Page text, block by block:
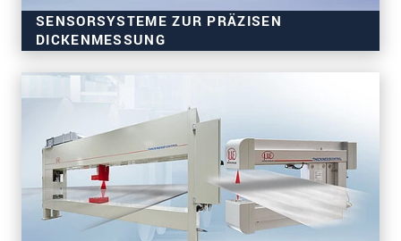
SENSORSYSTEME ZUR PRÄZISEN
DICKENMESSUNG